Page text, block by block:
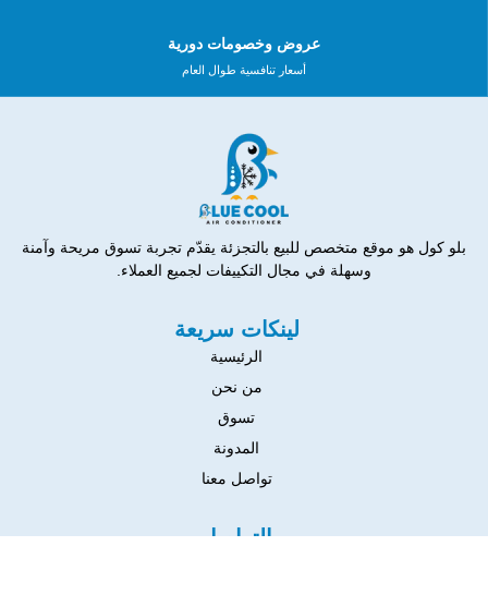
عروض وخصومات دورية
أسعار تنافسية طوال العام
بلو كول هو موقع متخصص للبيع بالتجزئة يقدّم تجربة تسوق مريحة وآمنة
وسهلة في مجال التكييفات لجميع العملاء.
لينكات سريعة
الرئيسية
من نحن
تسوق
المدونة
تواصل معنا
التواصل